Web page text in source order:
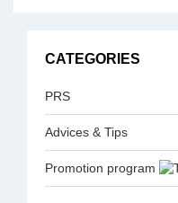
CATEGORIES
PRS
Advices & Tips
Promotion program